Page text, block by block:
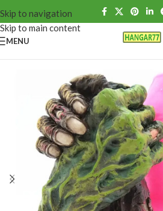
Skip to navigation
Skip to main content
MENU